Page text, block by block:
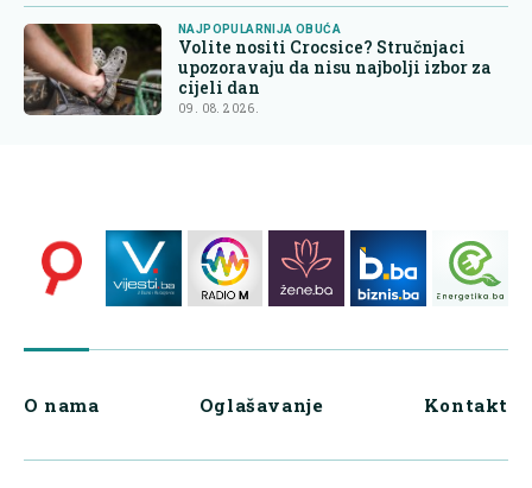
NAJPOPULARNIJA OBUĆA
Volite nositi Crocsice? Stručnjaci
upozoravaju da nisu najbolji izbor za
cijeli dan
09. 08. 2026.
O nama Oglašavanje Kontakt